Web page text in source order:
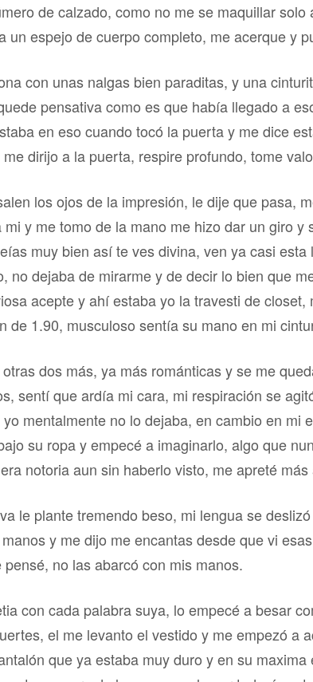
de calzado, como no me se maquillar
un espejo de cuerpo completo, me acerque y
con unas nalgas bien paraditas, y una
pensativa como es que había llegado a
en eso cuando tocó la puerta y me dice
dirijo a la puerta, respire profundo, tome
los ojos de la impresión, le dije que pasa,
y me tomo de la mano me hizo dar un giro
muy bien así te ves divina, ven ya casi
no dejaba de mirarme y de decir lo bien que
acepte y ahí estaba yo la travesti de
de 1.90, musculoso sentía su mano en mi
dos más, ya más románticas y se me
sentí que ardía mi cara, mi respiración se
mentalmente no lo dejaba, en cambio en
su ropa y empecé a imaginarlo, algo que
notoria aun sin haberlo visto, me apreté
le plante tremendo beso, mi lengua se
y me dijo me encantas desde que vi
no las abarcó con mis manos.
con cada palabra suya, lo empecé a besar
el me levanto el vestido y me empezó a
que ya estaba muy duro y en su